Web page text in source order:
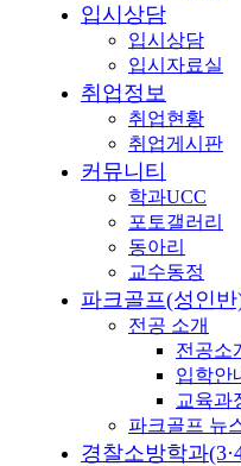
입시상담
입시상담
입시자료실
취업정보
취업현황
취업게시판
커뮤니티
학과UCC
포토갤러리
동아리
교수동정
파크골프(성인
전공 소개
전공소
입학안
교육과
파크골프 뉴
경찰소방학과